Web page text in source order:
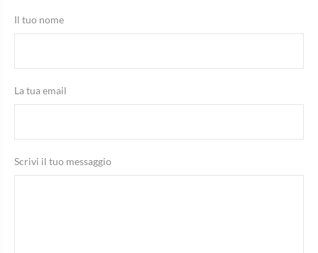
Il tuo nome
La tua email
Scrivi il tuo messaggio